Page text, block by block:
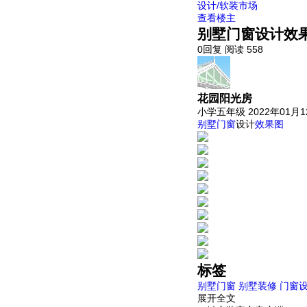
设计/软装市场
查看楼主
别墅门窗设计效
0回复 阅读 558
花园阳光房
小学五年级 2022年01月
别墅门窗设计效果图
标签
别墅门窗 别墅装修 门窗
展开全文